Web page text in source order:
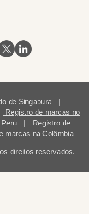
de Singapura
|
Registro de marcas no
|
Registro de
marcas na Colômbia
direitos reservados.